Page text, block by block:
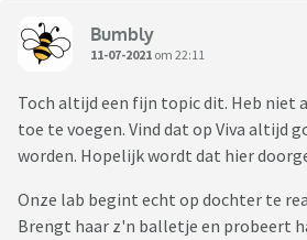
Bumbly
11-07-2021 om 22:11
Toch altijd een fijn topic dit. Heb niet
toe te voegen. Vind dat op Viva altijd
worden. Hopelijk wordt dat hier
Onze lab begint echt op dochter te
Brengt haar z'n balletje en probeert